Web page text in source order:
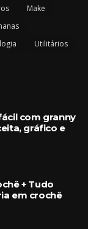
Make
Utilitários
com granny
gráfico e
+ Tudo
em crochê